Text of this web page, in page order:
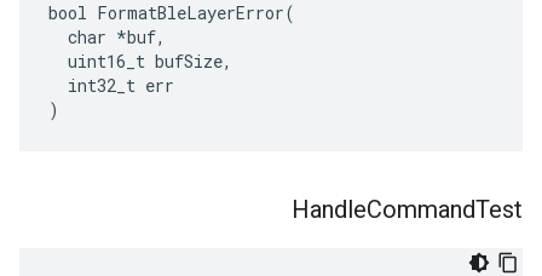
bool FormatBleLayerError(
  char *buf,
  uint16_t bufSize,
  int32_t err
)
HandleCommandTest